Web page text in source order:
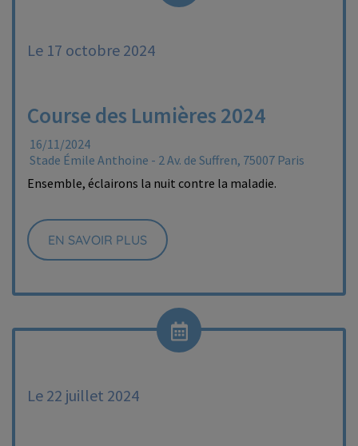
Le 17 octobre 2024
Course des Lumières 2024
16/11/2024
Stade Émile Anthoine - 2 Av. de Suffren, 75007 Paris
Ensemble, éclairons la nuit contre la maladie.
EN SAVOIR PLUS
Le 22 juillet 2024